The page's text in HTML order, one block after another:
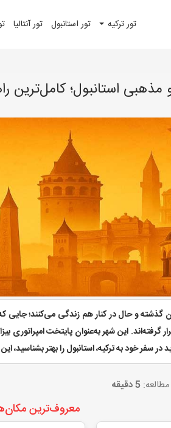
تور ترکیه تور استانبول تور آنتالیا
استانبول؛ کامل‌ترین
و حال در کنار هم زندگی می‌کنند؛ جایی
این شهر به‌عنوان پایتخت
سفر خود به ترکیه، استانبول را بهتر بشناسید،
5 دقیقه
معروف‌ترین